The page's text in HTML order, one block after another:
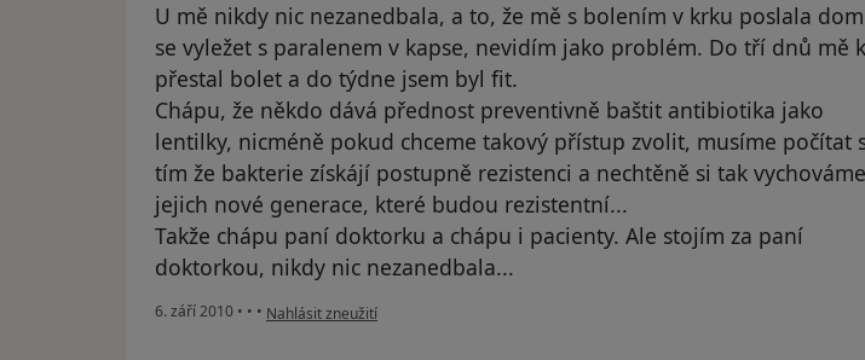
U mě nikdy nic nezanedbala, a to, že mě s bolením v krku poslala
se vyležet s paralenem v kapse, nevidím jako problém. Do tří dnů mě
přestal bolet a do týdne jsem byl fit.
Chápu, že někdo dává přednost preventivně baštit antibiotika jako
lentilky, nicméně pokud chceme takový přístup zvolit, musíme počítat
tím že bakterie získájí postupně rezistenci a nechtěně si tak vychováme
jejich nové generace, které budou rezistentní...
Takže chápu paní doktorku a chápu i pacienty. Ale stojím za paní
doktorkou, nikdy nic nezanedbala...
6. září 2010 • • • podle názoru uživatele Pacient
Nahlásit zneužití